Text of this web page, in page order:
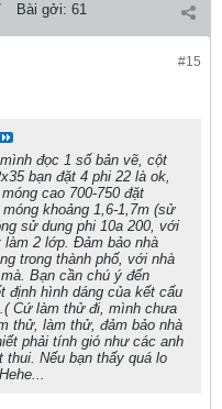
Bài gởi: 61
#15
đọc 1 số bản vẽ, cột
bạn đặt 4 phi 22 là ok,
cao 700-750 đặt
khoảng 1,6-1,7m (sử
sử dung phi 10a 200, với
làm 2 lớp. Đảm bảo nhà
trong thành phố, với nhà
Bạn cần chú ý đến
định hình dáng của kết cấu
Cứ làm thử đi, mình chưa
thử, làm thử, đảm bảo nhà
phải tính gió như các anh
Nếu bạn thấy quá lo